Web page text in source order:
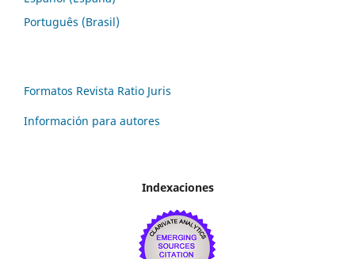
Português (Brasil)
Formatos Revista Ratio Juris
Información para autores
Indexaciones